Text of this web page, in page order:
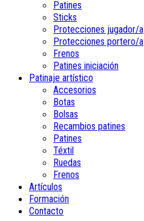
Patines
Sticks
Protecciones jugador/a
Protecciones portero/a
Frenos
Patines iniciación
Patinaje artístico
Accesorios
Botas
Bolsas
Recambios patines
Patines
Téxtil
Ruedas
Frenos
Artículos
Formación
Contacto